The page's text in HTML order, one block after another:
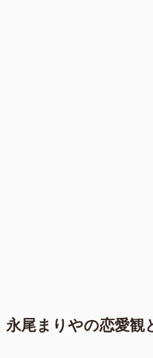
永尾まりやの恋愛観